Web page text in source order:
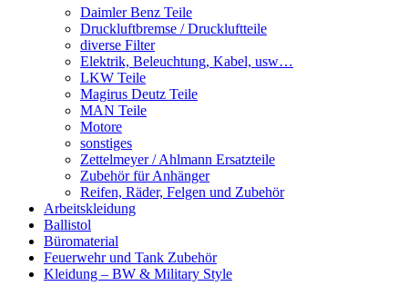
Daimler Benz Teile
Druckluftbremse / Druckluftteile
diverse Filter
Elektrik, Beleuchtung, Kabel, usw…
LKW Teile
Magirus Deutz Teile
MAN Teile
Motore
sonstiges
Zettelmeyer / Ahlmann Ersatzteile
Zubehör für Anhänger
Reifen, Räder, Felgen und Zubehör
Arbeitskleidung
Ballistol
Büromaterial
Feuerwehr und Tank Zubehör
Kleidung – BW & Military Style